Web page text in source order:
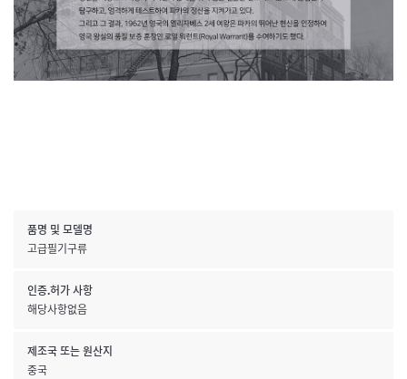
품명 및 모델명
고급필기구류
인증.허가 사항
해당사항없음
제조국 또는 원산지
중국